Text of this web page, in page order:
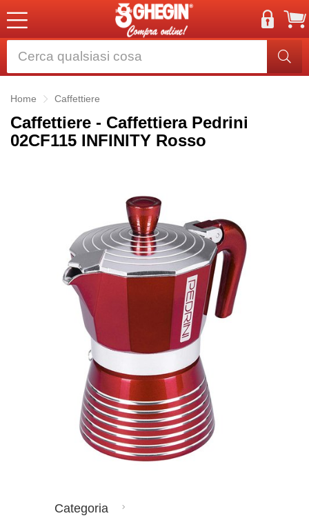
Home Caffettiere
Caffettiere - Caffettiera Pedrini
02CF115 INFINITY Rosso
Categoria